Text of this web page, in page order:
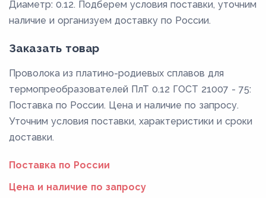
Диаметр: 0.12. Подберем условия поставки, уточним
наличие и организуем доставку по России.
Заказать товар
Проволока из платино-родиевых сплавов для
термопреобразователей ПлТ 0.12 ГОСТ 21007 - 75:
Поставка по России. Цена и наличие по запросу.
Уточним условия поставки, характеристики и сроки
доставки.
Поставка по России
Цена и наличие по запросу